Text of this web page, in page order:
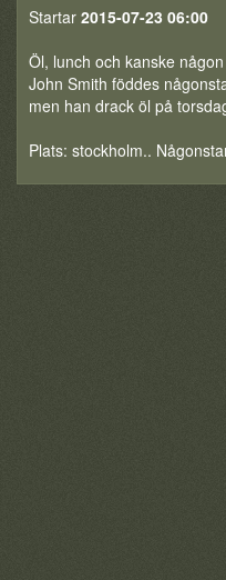
Startar 2015-07-23 06:00
Öl, lunch och kanske
John Smith föddes
men han drack öl på
Plats: stockholm..